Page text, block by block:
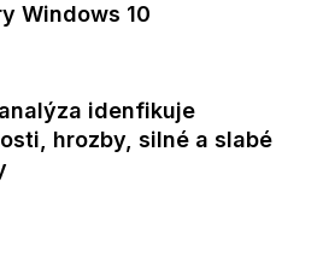
Windows 10
idenfikuje
hrozby, silné a slabé